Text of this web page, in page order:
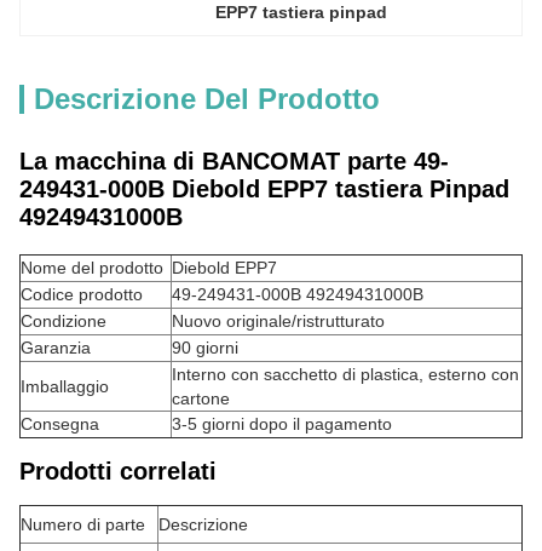
EPP7 tastiera pinpad
Descrizione Del Prodotto
La macchina di BANCOMAT parte 49-
249431-000B Diebold EPP7 tastiera Pinpad
49249431000B
Nome del prodotto Diebold EPP7
Codice prodotto
49-249431-000B 49249431000B
Condizione
Nuovo originale/ristrutturato
Garanzia
90 giorni
Imballaggio
Interno con sacchetto di plastica, esterno con
cartone
Consegna
3-5 giorni dopo il pagamento
Prodotti correlati
Numero di parte
Descrizione